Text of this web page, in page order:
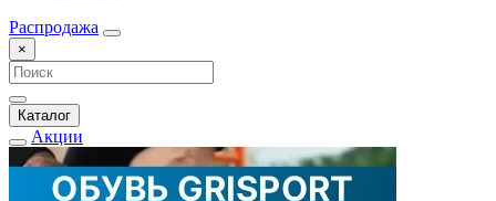
Распродажа
×
Каталог
Акции